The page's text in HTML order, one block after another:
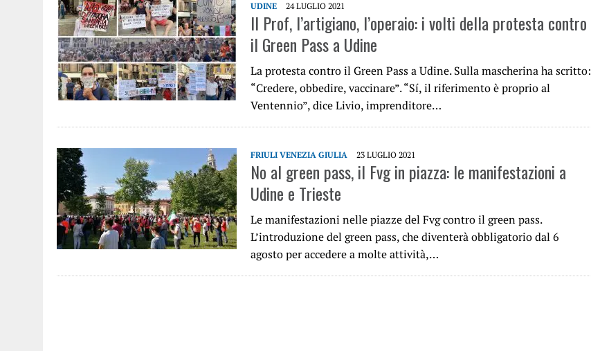
UDINE 24 LUGLIO 2021
Il Prof, l’artigiano, l’operaio: i volti della protesta contro
il Green Pass a Udine
La protesta contro il Green Pass a Udine. Sulla mascherina ha scritto:
“Credere, obbedire, vaccinare”. “Sí, il riferimento è proprio al
Ventennio”, dice Livio, imprenditore…
FRIULI VENEZIA GIULIA 23 LUGLIO 2021
No al green pass, il Fvg in piazza: le manifestazioni a
Udine e Trieste
Le manifestazioni nelle piazze del Fvg contro il green pass.
L’introduzione del green pass, che diventerà obbligatorio dal 6
agosto per accedere a molte attività,…